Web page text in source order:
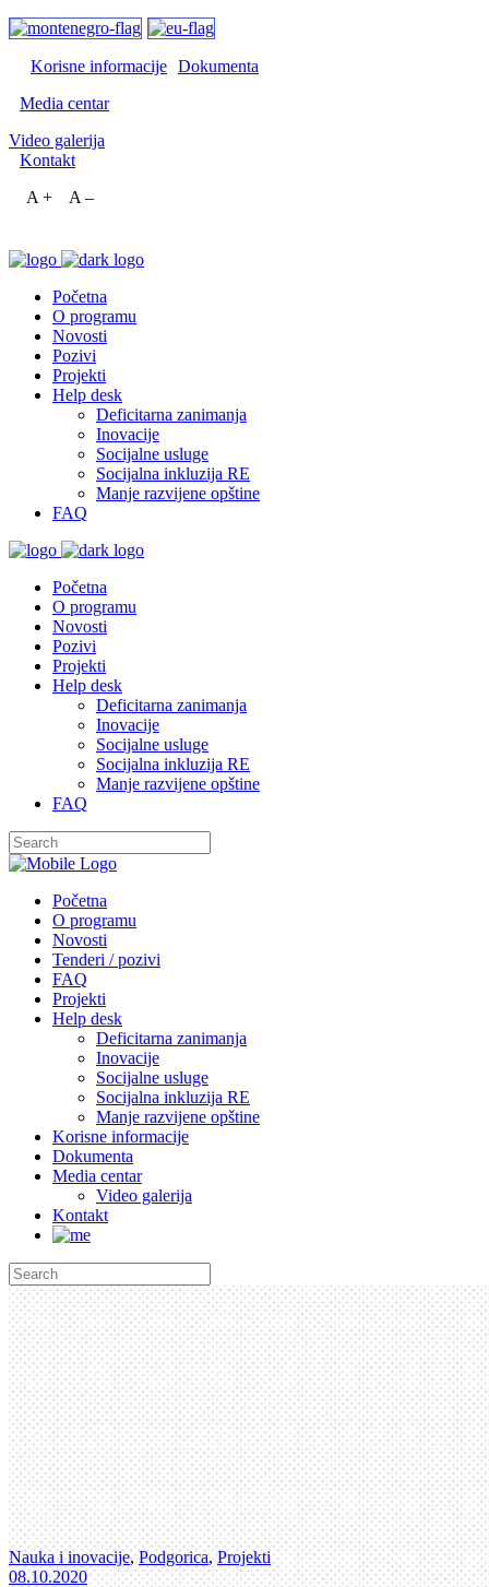
Korisne informacije Dokumenta
Media centar
Video galerija
Kontakt
A +
A –
Početna
O programu
Novosti
Pozivi
Projekti
Help desk
Deficitarna zanimanja
Inovacije
Socijalne usluge
Socijalna inkluzija RE
Manje razvijene opštine
FAQ
Početna
O programu
Novosti
Pozivi
Projekti
Help desk
Deficitarna zanimanja
Inovacije
Socijalne usluge
Socijalna inkluzija RE
Manje razvijene opštine
FAQ
Početna
O programu
Novosti
Tenderi / pozivi
FAQ
Projekti
Help desk
Deficitarna zanimanja
Inovacije
Socijalne usluge
Socijalna inkluzija RE
Manje razvijene opštine
Korisne informacije
Dokumenta
Media centar
Video galerija
Kontakt
Nauka i inovacije,Podgorica, Projekti
08.10.2020